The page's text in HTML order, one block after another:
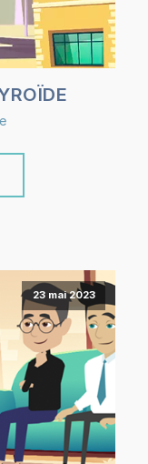
23 mai 2023